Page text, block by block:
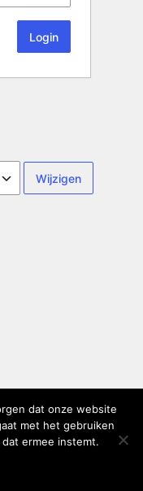
dat onze website
met het gebruiken
ermee instemt.